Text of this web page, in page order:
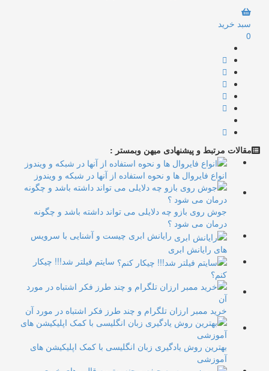
سبد خرید
0
مقالات مرتبط و پیشنهادی میهن وبمستر :
انواع فایروال ها و نحوه استفاده از آنها در شبکه و ویندوز
جوش روی بازو چه دلایلی می تواند داشته باشد و چگونه
درمان می شود ؟
رایانش ابری چیست و آشنایی با سرویس
های رایانش ابری
سایتم فیلتر شد!!! چیکار
کنم؟
خرید ممبر ارزان تلگرام و چند طرز فکر اشتباه در مورد آن
بهترین روش یادگیری زبان انگلیسی با کمک اپلیکیشن های
آموزشی